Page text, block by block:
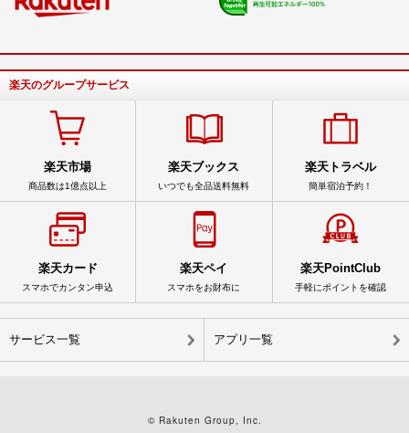
楽天のグループサービス
楽天市場
商品数は1億点以上
楽天ブックス
いつでも全品送料無料
楽天トラベル
簡単宿泊予約！
楽天カード
スマホでカンタン申込
楽天ペイ
スマホをお財布に
楽天PointClub
手軽にポイントを確認
サービス一覧 アプリ一覧
© Rakuten Group, Inc.